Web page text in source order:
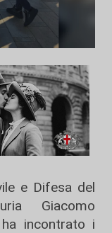
e Difesa del
Giacomo
incontrato i